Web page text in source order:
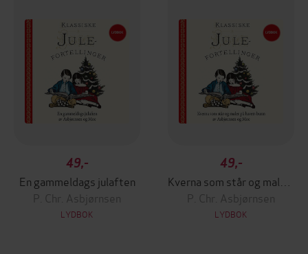
49,-
En gammeldags julaften
P. Chr. Asbjørnsen
LYDBOK
49,-
P. Chr. Asbjørnsen
LYDBOK